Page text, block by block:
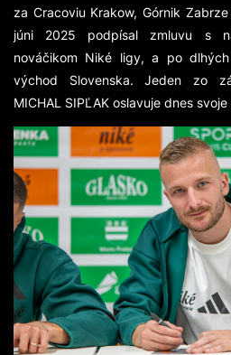
za Cracoviu Krakow, Górnik
júni 2025 podpísal zmluvu s
nováčikom Niké ligy, a po
východ Slovenska. Jeden zo
MICHAL SIPĽAK oslavuje dnes